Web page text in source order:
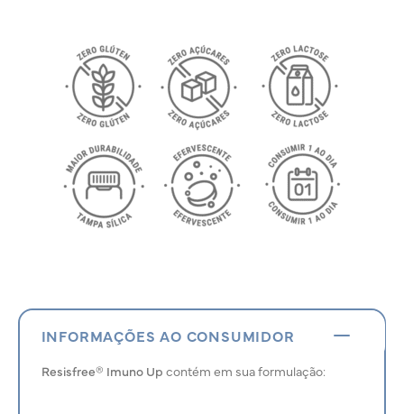
INFORMAÇÕES AO CONSUMIDOR
Resisfree® Imuno Up contém em sua formulação: